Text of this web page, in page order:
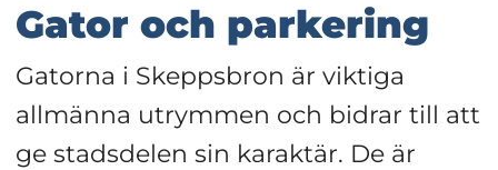
Gator och parkering
Gatorna i Skeppsbron är viktiga
allmänna utrymmen och bidrar till att
ge stadsdelen sin karaktär. De är